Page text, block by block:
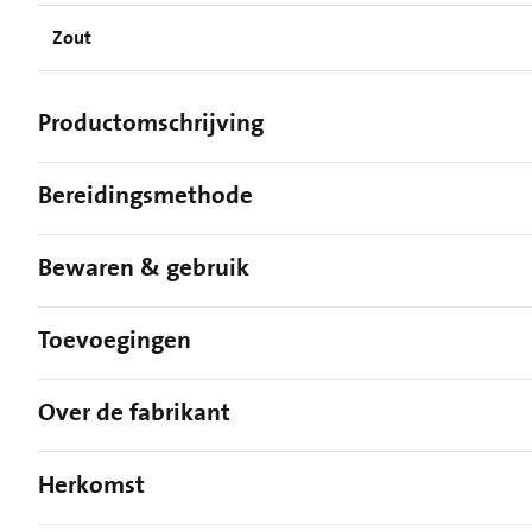
Zout
Productomschrijving
Bereidingsmethode
Bewaren & gebruik
Toevoegingen
Over de fabrikant
Herkomst